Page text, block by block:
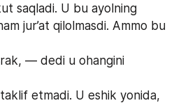
saqladi. U bu ayolning
jur’at qilolmasdi. Ammo bu
— dedi u ohangini
etmadi. U eshik yonida,